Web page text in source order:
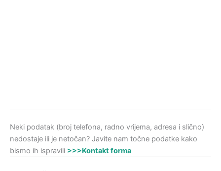
Neki podatak (broj telefona, radno vrijema, adresa i slično)
nedostaje ili je netočan? Javite nam točne podatke kako
bismo ih ispravili >>>Kontakt forma